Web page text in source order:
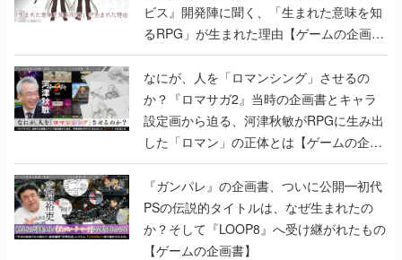
ビス』開発陣に聞く、「生まれた意味を知
るRPG」が生まれた理由【ゲームの企画
書】
なにが、人を「ロマンシング」させるの
か？『ロマサガ2』当時の企画書とキャラ
設定画から迫る、河津秋敏がRPGに生み出
した「ロマン」の正体とは【ゲームの企画
書】
『ガンパレ』の企画書、ついに公開━初代
PSの伝説的タイトルは、なぜ生まれたの
か？そして『LOOP8』へ受け継がれたもの
【ゲームの企画書】